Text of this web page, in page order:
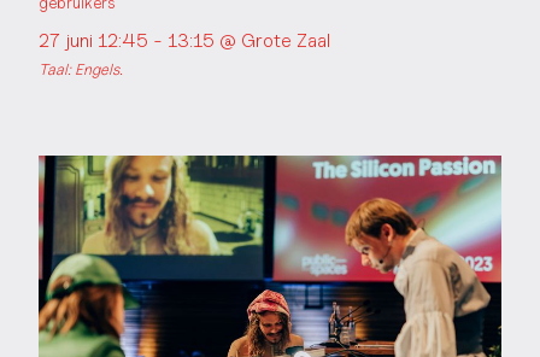
27 juni 12:45 - 13:15 @ Grote Zaal
Taal: Engels.